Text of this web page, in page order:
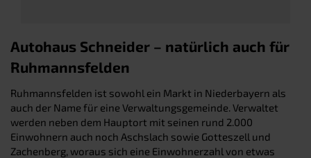
Autohaus Schneider – natürlich auch für
Ruhmannsfelden
Ruhmannsfelden ist sowohl ein Markt in Niederbayern als
auch der Name für eine Verwaltungsgemeinde. Verwaltet
werden neben dem Hauptort mit seinen rund 2.000
Einwohnern auch noch Aschslach sowie Gotteszell und
Zachenberg, woraus sich eine Einwohnerzahl von etwas